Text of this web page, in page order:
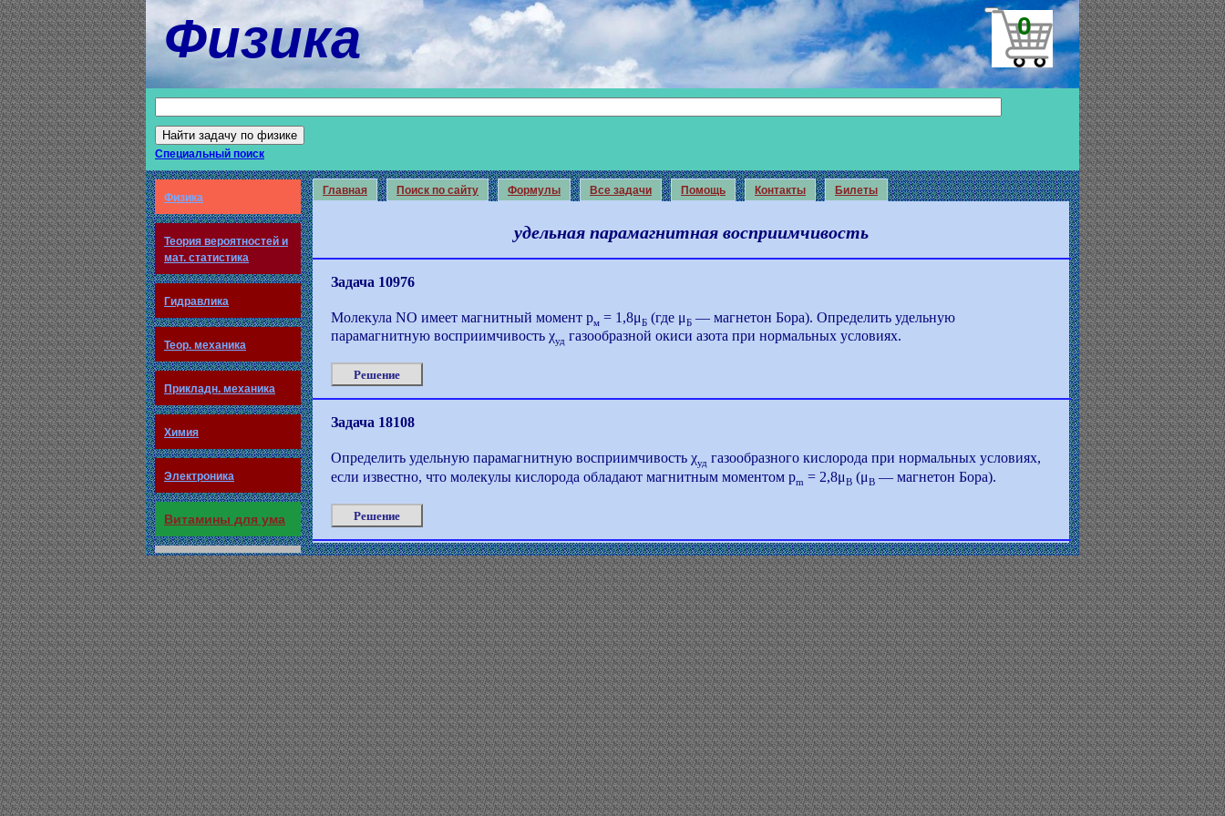
Физика 0
Специальный поиск
Физика
Теория вероятностей и
мат. статистика
Гидравлика
Теор. механика
Прикладн. механика
Химия
Электроника
Витамины для ума
Главная Поиск по сайту Формулы Все задачи Помощь Контакты Билеты
удельная парамагнитная восприимчивость
Задача 10976
Молекула NO имеет магнитный момент рм = 1,8μБ (где μБ — магнетон Бора). Определить удельную
парамагнитную восприимчивость χуд газообразной окиси азота при нормальных условиях.
Решение
Задача 18108
Определить удельную парамагнитную восприимчивость χуд газообразного кислорода при нормальных условиях,
если известно, что молекулы кислорода обладают магнитным моментом рm = 2,8μB (μB — магнетон Бора).
Решение